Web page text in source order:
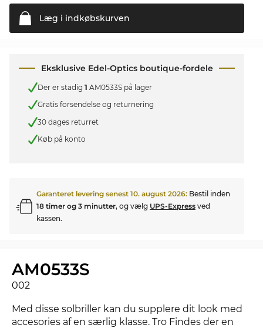
Læg i indkøbskurven
Eksklusive Edel-Optics boutique-fordele
Der er stadig 1 AM0533S på lager
Gratis forsendelse og returnering
30 dages returret
Køb på konto
Garanteret levering senest 10. august 2026: Bestil inden
18 timer og 3 minutter, og vælg UPS-Express ved
kassen.
AM0533S
002
Med disse solbriller kan du supplere dit look med
accesories af en særlig klasse. Tro Findes der en